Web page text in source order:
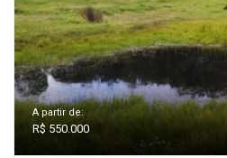
A partir de:
R$ 550.000